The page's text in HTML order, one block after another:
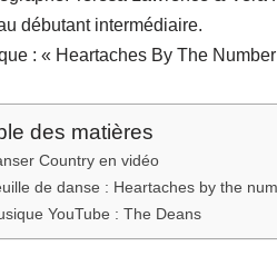
débutant intermédiaire.
: « Heartaches By The
des matières
Country en vidéo
de danse : Heartaches by the
YouTube : The Deans